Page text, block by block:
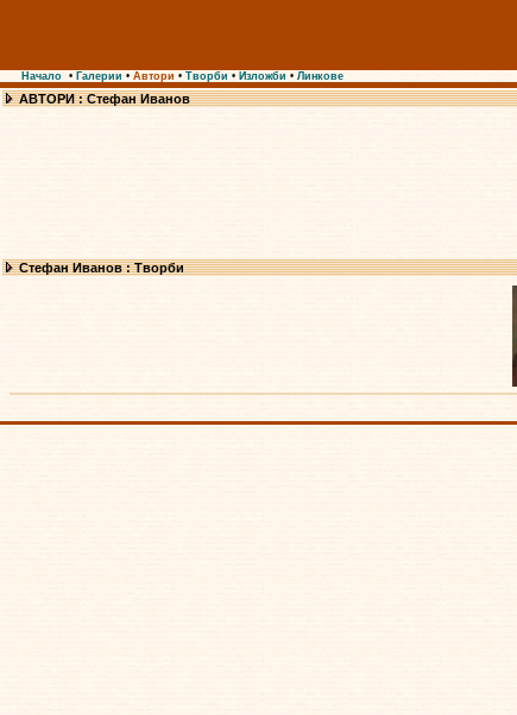
Начало • Галерии • Автори • Творби • Изложби • Линкове
АВТОРИ : Стефан Иванов
Стефан Иванов : Творби